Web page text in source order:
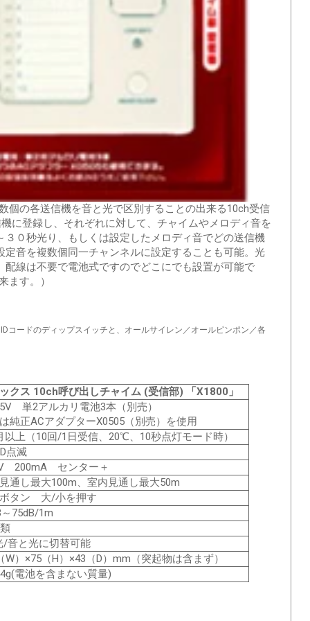
個の各送信機を音と光で区別することの出来る10ch受信
に登録し、それぞれに対して、チャイムやメロディ音を
０秒光り、もしくは設定したメロディ音でどの送信機
音を複数個同一チャンネルに設定することも可能。光
線は不要で電池式ですのでどこにでも設置が可能で
ます。）
コードのディップスイッチと、オールサイレン／オールピンポン／各
クス 10ch呼び出しチャイム (受信部) 「X1800」
単2アルカリ電池3本（別売）
純正ACアダプターX0505（別売）を使用
以上（10回/1日受信、20℃、10秒点灯モード時）
点滅
200mA センター＋
通し最大100m、室内見通し最大50m
タン 大/小を押す
75dB/1m
/音と光に切替可能
W）×75（H）×43（D）mm（突起物は含まず）
電池を含まない質量)